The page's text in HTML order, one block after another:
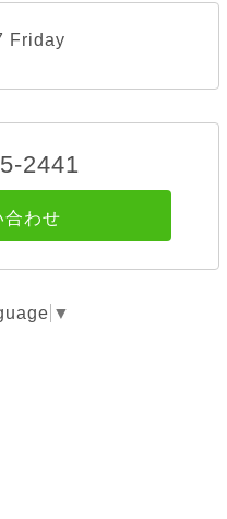
Friday
2441
合わせ
▼